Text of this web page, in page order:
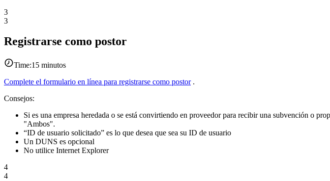
3
3
Registrarse como postor
Time:15 minutos
Complete el formulario en línea para registrarse como postor.
Consejos:
Si es una empresa heredada o se está convirtiendo en proveedor para recibir una subvención o
"Ambos".
“ID de usuario solicitado” es lo que desea que sea su ID de usuario
Un DUNS es opcional
No utilice Internet Explorer
4
4